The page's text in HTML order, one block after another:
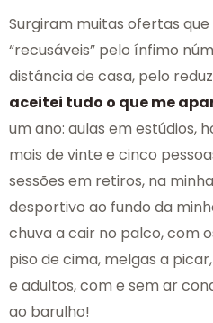
Surgiram muitas ofertas
“recusáveis” pelo ínfimo
distância de casa, pelo
aceitei tudo o que me
um ano: aulas em estúdios,
mais de vinte e cinco
sessões em retiros, na
desportivo ao fundo da
chuva a cair no palco, com
piso de cima, melgas a
e adultos, com e sem ar
ao barulho!